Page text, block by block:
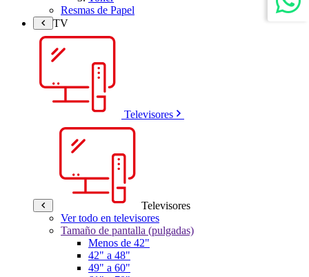
Resmas de Papel
TV
Televisores
Televisores
Ver todo en televisores
Tamaño de pantalla (pulgadas)
Menos de 42"
42" a 48"
49" a 60"